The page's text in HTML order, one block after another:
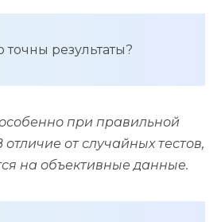
точны результаты?
при правильной
от случайных тестов,
на объективные данные.